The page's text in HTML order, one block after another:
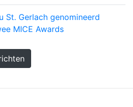
St. Gerlach genomineerd
MICE Awards